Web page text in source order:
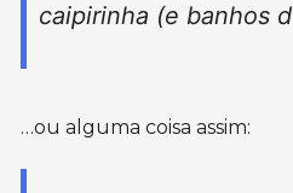
caipirinha (e banhos
…ou alguma coisa assim: